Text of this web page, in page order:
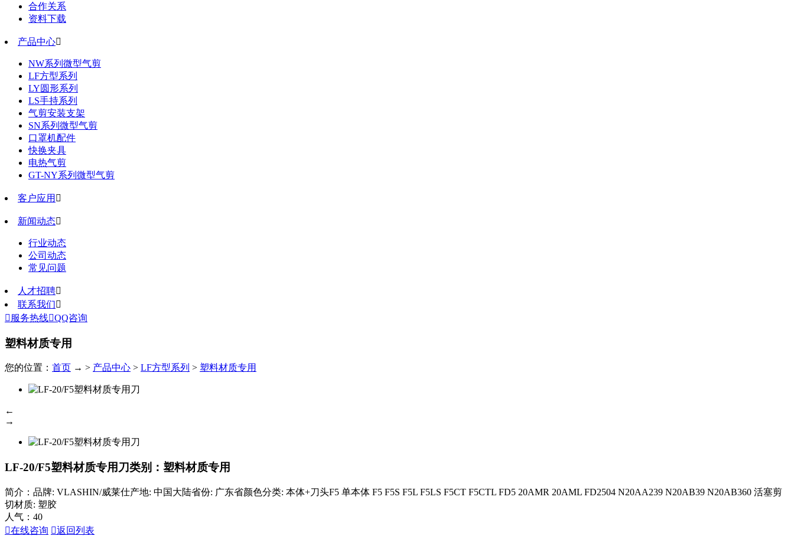
合作关系
资料下载
产品中心
NW系列微型气剪
LF方型系列
LY圆形系列
LS手持系列
气剪安装支架
SN系列微型气剪
口罩机配件
快换夹具
电热气剪
GT-NY系列微型气剪
客户应用 
新闻动态
行业动态
公司动态
常见问题
人才招聘
联系我们
 服务热线QQ咨询
塑料材质专用
您的位置： 首页 → > 产品中心 > LF方型系列 > 塑料材质专用
←
→
LF-20/F5塑料材质专用刀类别：塑料材质专用
简介：品牌: VLASHIN/威莱仕产地: 中国大陆省份: 广东省颜色分类: 本体+刀头F5 单本体 F5 F5S F5L F5LS F5CT F5CTL FD5 20AMR 20AML FD2504 N20AA239 N20AB39 N20AB360 活塞剪
切材质: 塑胶
人气： 40
在线咨询 返回列表